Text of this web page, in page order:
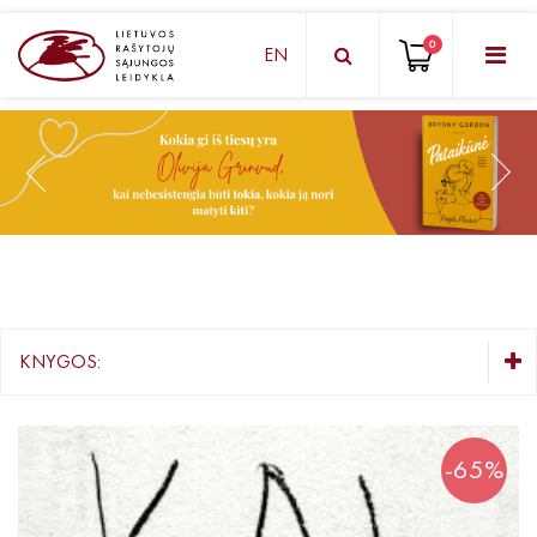
KNYGŲ DĖŽUTĖ - STAIGMENA
Grožinė literatūra
KNYGOS PIGIAU
EN 0
KNYGOS:
Grožinė literatūra
Knygos vaikams ir paaugliams
Negrožinė literatūra
-65%